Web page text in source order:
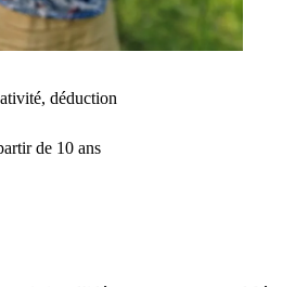
déduction
de 10 ans⠀